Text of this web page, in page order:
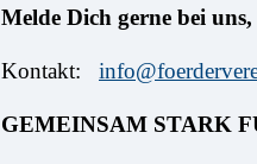
Melde Dich gerne bei
Kontakt:
GEMEINSAM STARK